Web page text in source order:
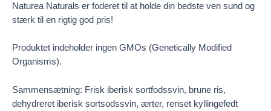
Naturea Naturals er foderet til at holde din bedste ven sund og
stærk til en rigtig god pris!
Produktet indeholder ingen GMOs (Genetically Modified
Organisms).
Sammensætning: Frisk iberisk sortfodssvin, brune ris,
dehydreret iberisk sortsodssvin, ærter, renset kyllingefedt